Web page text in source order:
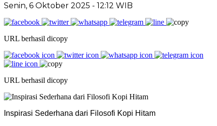
Senin, 6 Oktober 2025 - 12:12 WIB
URL berhasil dicopy
URL berhasil dicopy
Inspirasi Sederhana dari Filosofi Kopi Hitam